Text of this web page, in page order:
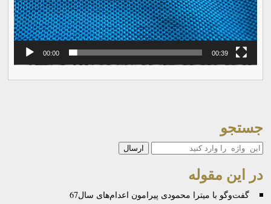
00:00 00:39
جستجو
جستجو
در این مقوله
گفت‌وگو با میترا محمودی پیرامون اعدام‌های سال67